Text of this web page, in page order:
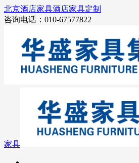
北京酒店家具酒店家具定制
咨询电话：010-67577822
家具